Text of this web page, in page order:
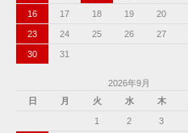
16 17 18 19 20
23 24 25 26 27
30 31
2026年9月
日
月 火 水 木
1 2 3